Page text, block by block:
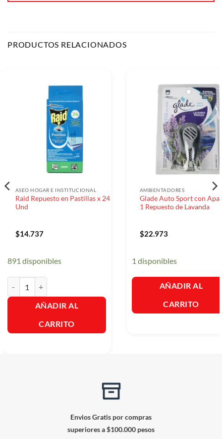
PRODUCTOS RELACIONADOS
ASEO HOGAR E INSTITUCIONAL
Raid Repuesto en Pastillas x 24
Und
$14.737
891 disponibles
Raid Repuesto en Pastillas x 24 Und cantidad
AÑADIR AL
CARRITO
AMBIENTADORES
Glade Auto Sport con
1 Repuesto de Lavanda
$22.973
1 disponibles
AÑADIR AL
CARRITO
Envios Gratis por compras
superiores a $100.000 pesos